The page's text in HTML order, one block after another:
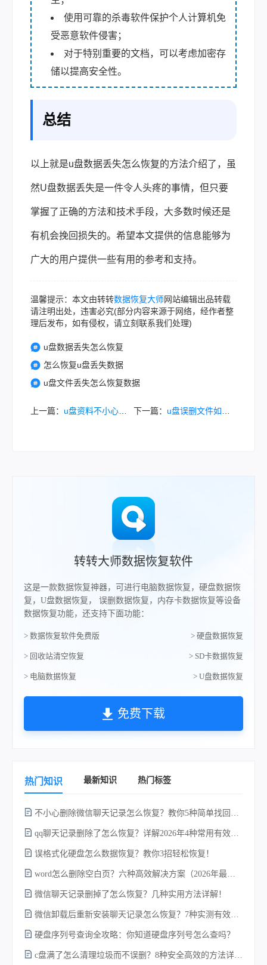
使用可靠的杀毒软件保护个人计算机免
受恶意软件侵害；
对于特别重要的文档，可以考虑加密存
储以提高安全性。
总结
以上就是u盘数据丢失怎么恢复的方法介绍了，虽
然U盘数据丢失是一件令人头疼的事情，但只要
掌握了正确的方法和技术手段，大多数时候还是
有机会挽回损失的。希望本文提供的信息能够为
广大的用户提供一些有用的参考和支持。
温馨提示：本文由转转数据恢复大师网站编辑出品转载
请注明出处，违害必究(部分内容来源于网络，经作者整
理后发布，如有侵权，请立刻联系我们处理)
u盘数据丢失怎么恢复
怎么恢复u盘丢失数据
u盘文件丢失怎么恢复数据
上一篇： u盘资料不小心删掉怎么找回来？分享5个找回小技巧！ 下一篇： u盘误删文件如何恢复？教你从基础到专业找回方法！
转转大师数据恢复软件
这是一款数据恢复神器，可进行电脑数据恢复，硬盘数据恢
复，U盘数据恢复， 误删数据恢复，内存卡数据恢复等设备
数据恢复功能，还支持下面功能：
> 数据恢复软件免费版 > 硬盘数据恢复
> 回收站清空恢复 > SD卡数据恢复
> 电脑数据恢复 > U盘数据恢复
免费下载
热门知识 最新知识 热门标签
不小心删除微信聊天记录怎么恢复？教你5种简单找回的方法！
qq聊天记录删除了怎么恢复？详解2026年4种常用有效的方法（支持.db数据库提取）
误格式化硬盘怎么数据恢复？教你3招轻松恢复！
word怎么删除空白页？六种高效解决方案（2026年最新实操指南）！
微信聊天记录删掉了怎么恢复？几种实用方法详解！
微信卸载后重新安装聊天记录怎么恢复？7种实测有效的恢复方案详解！
硬盘序列号查询全攻略：你知道硬盘序列号怎么查吗？
c盘满了怎么清理垃圾而不误删？8种安全高效的方法详解+误删恢复指南！